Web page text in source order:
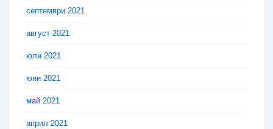
септември 2021
август 2021
юли 2021
юни 2021
май 2021
април 2021